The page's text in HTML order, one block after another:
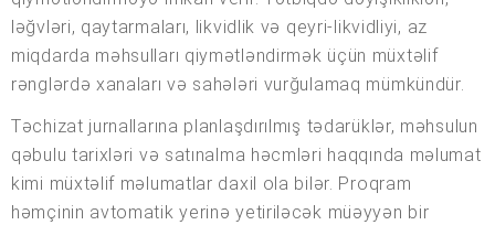
ləğvləri, qaytarmaları, likvidlik və qeyri-likvidliyi, az
miqdarda məhsulları qiymətləndirmək üçün müxtəlif
rənglərdə xanaları və sahələri vurğulamaq mümkündür.
Təchizat jurnallarına planlaşdırılmış tədarüklər, məhsulun
qəbulu tarixləri və satınalma həcmləri haqqında məlumat
kimi müxtəlif məlumatlar daxil ola bilər. Proqram
həmçinin avtomatik yerinə yetiriləcək müəyyən bir